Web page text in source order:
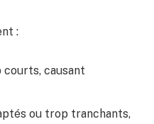
:
courts, causant
ou trop tranchants,